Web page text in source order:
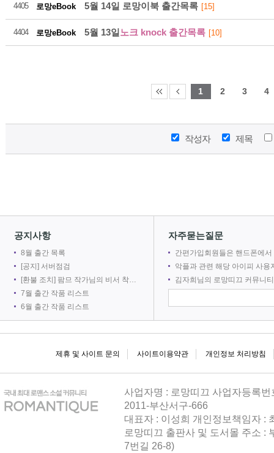
2026-
2026-
4405 로망eBook 5월 14일 로망이북 출간목록 [15]
4404 로망eBook 5월 13일 노크 knock 출간목록 [10]
1 2 3 4
작성자 제목
공지사항
8월 출간 목록
[공지] 서버점검
[환불 조치] 팜므 작가님의 비서 착취는 출간 취소로 인해 환불 되었습니다.
7월 출간 작품 리스트
6월 출간 작품 리스트
자주묻는질문
간편가입회원들은 핸드폰에서 로망어플로 전자책을 볼 수 없
악플과 관련 해당 아이피 사용자를 차단
김자희님의 로망띠끄 커뮤니티 접속을 차단합
제휴 및 사이트 문의 사이트이용약관 개인정보 처리방침
사업자명 : 로망띠끄 사업자등록
2011-부산서구-666
대표자 : 이성희 개인정보책임자 :
로망띠끄 출판사 및 도서몰 주소 :
7번길 26-8)